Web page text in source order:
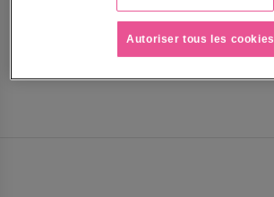
Voir le descriptif complet
Autoriser tous les cookies